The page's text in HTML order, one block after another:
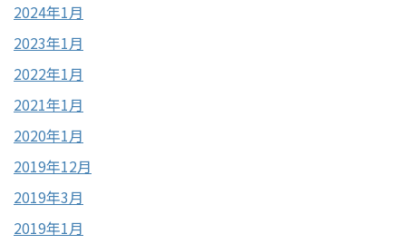
2024年1月
2023年1月
2022年1月
2021年1月
2020年1月
2019年12月
2019年3月
2019年1月